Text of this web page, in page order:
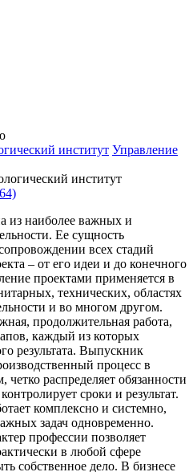
институт Управление
из наиболее важных и
Ее сущность
всех стадий
– от его идеи и до конечного
проектами применяется в
технических, областях
и во многом другом.
продолжительная работа,
каждый из которых
результата. Выпускник
процесс в
четко распределяет обязанности
сроки и результат.
комплексно и системно,
задач одновременно.
профессии позволяет
в любой сфере
собственное дело. В бизнесе